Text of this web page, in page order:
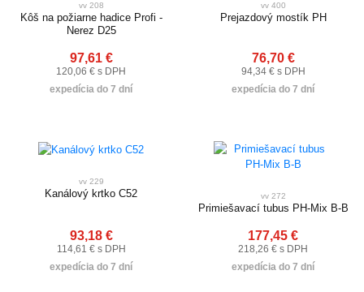
vv 208
Kôš na požiarne hadice Profi -
Nerez D25
97,61 €
120,06 € s DPH
expedícia do 7 dní
vv 400
Prejazdový mostík PH
76,70 €
94,34 € s DPH
expedícia do 7 dní
vv 229
Kanálový krtko C52
93,18 €
114,61 € s DPH
expedícia do 7 dní
vv 272
Primiešavací tubus PH-Mix B-B
177,45 €
218,26 € s DPH
expedícia do 7 dní